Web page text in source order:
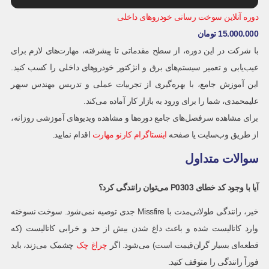
دوره آنلاین سوخت رسانی خودروهای داخلی
15.000.000 تومان
با شرکت در این دوره، از سطح مقدماتی تا پیشرفته، مهارت‌های لازم برای
عیب‌یابی و تعمیر سیستم‌های برق و انژکتور خودروهای داخلی را کسب کنید.
این آموزش جامع، با بهره‌گیری از تجربیات عملی و تدریس مهندس سپهر
علیمحمدی، شما را برای ورود به بازار کار آماده می‌کند.
برای مشاهده سرفصل‌های جامع دوره‌ها و مشاهده ویدیوهای آموزشی روزانه،
از طریق وب‌سایت یا صفحه اینستاگرام کارنو مهارت اقدام نمایید.
سوالات متداول
آیا با وجود کد خطای P0303 می‌توان رانندگی کرد؟
خیر، رانندگی طولانی‌مدت با Missfire جدی توصیه نمی‌شود. سوخت نسوخته
وارد کاتالیست شده و باعث داغ شدن بیش از حد و خرابی کاتالیست (که
قطعه‌ای بسیار گران‌قیمت است) می‌شود. اگر چراغ چک چشمک می‌زند، باید
فوراً رانندگی را متوقف کنید.